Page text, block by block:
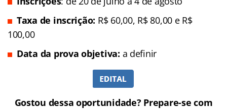
Taxa de inscrição: R$ 60,00, R$ 80,00 e R$
100,00
Data da prova objetiva: a definir
Gostou dessa oportunidade? Prepare-se com